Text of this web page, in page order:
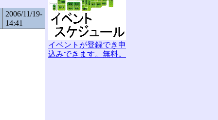
2006/11/19-
14:41
イベントが登録でき申
込みできます。無料。